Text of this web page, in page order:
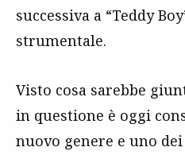
successiva a “Teddy
strumentale.
Visto cosa sarebbe
in questione è oggi
nuovo genere e uno